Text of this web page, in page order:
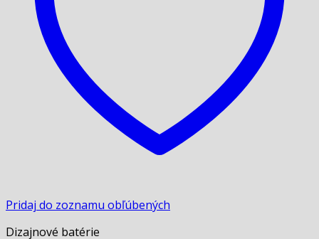
Pridaj do zoznamu obľúbených
Dizajnové batérie